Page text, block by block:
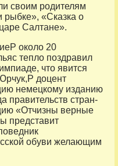
своим родителям
рыбке», «Сказка о
Салтане».
около 20
тепло поздравил
что явится
доцент
немецкому изданию
правительств стран-
«Отчизны верные
представит
обуви желающим